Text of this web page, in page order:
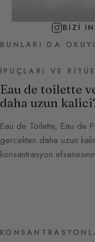
BIZI
BUNLARI DA
İPUÇLARI VE
Eau de toilette
daha uzun
Eau de Toilette, Eau de
gercekten daha uzun
konsantrasyon